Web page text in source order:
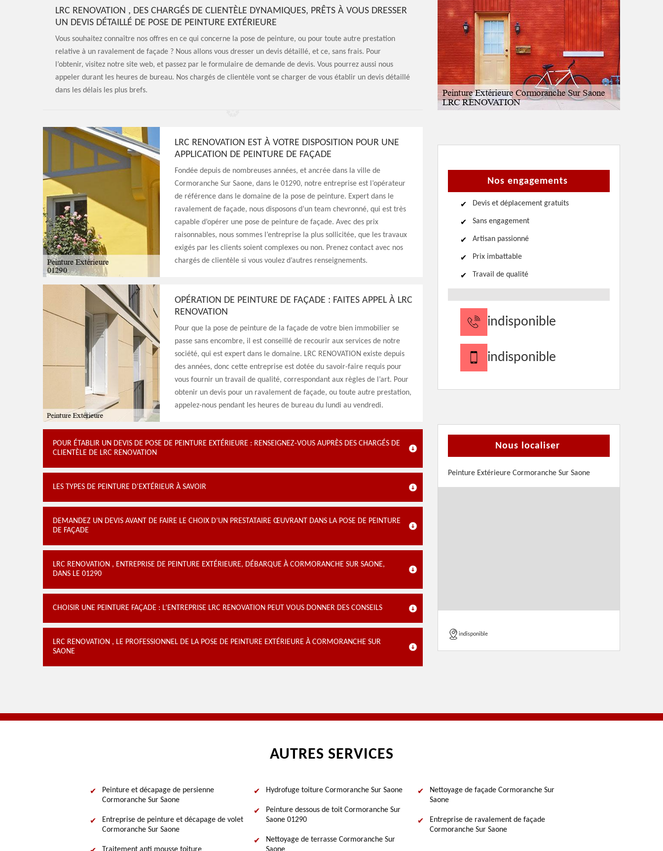
LRC RENOVATION , DES CHARGÉS DE CLIENTÈLE DYNAMIQUES, PRÊTS À VOUS DRESSER
UN DEVIS DÉTAILLÉ DE POSE DE PEINTURE EXTÉRIEURE
Vous souhaitez connaître nos offres en ce qui concerne la pose de peinture, ou pour toute autre prestation
relative à un ravalement de façade ? Nous allons vous dresser un devis détaillé, et ce, sans frais. Pour
l’obtenir, visitez notre site web, et passez par le formulaire de demande de devis. Vous pourrez aussi nous
appeler durant les heures de bureau. Nos chargés de clientèle vont se charger de vous établir un devis détaillé
dans les délais les plus brefs.
LRC RENOVATION EST À VOTRE DISPOSITION POUR UNE
APPLICATION DE PEINTURE DE FAÇADE
Fondée depuis de nombreuses années, et ancrée dans la ville de
Cormoranche Sur Saone, dans le 01290, notre entreprise est l’opérateur
de référence dans le domaine de la pose de peinture. Expert dans le
ravalement de façade, nous disposons d’un team chevronné, qui est très
capable d’opérer une pose de peinture de façade. Avec des prix
raisonnables, nous sommes l’entreprise la plus sollicitée, que les travaux
exigés par les clients soient complexes ou non. Prenez contact avec nos
chargés de clientèle si vous voulez d’autres renseignements.
OPÉRATION DE PEINTURE DE FAÇADE : FAITES APPEL À LRC
RENOVATION
Pour que la pose de peinture de la façade de votre bien immobilier se
passe sans encombre, il est conseillé de recourir aux services de notre
société, qui est expert dans le domaine. LRC RENOVATION existe depuis
des années, donc cette entreprise est dotée du savoir-faire requis pour
vous fournir un travail de qualité, correspondant aux règles de l’art. Pour
obtenir un devis pour un ravalement de façade, ou toute autre prestation,
appelez-nous pendant les heures de bureau du lundi au vendredi.
POUR ÉTABLIR UN DEVIS DE POSE DE PEINTURE EXTÉRIEURE : RENSEIGNEZ-VOUS AUPRÈS DES CHARGÉS DE
CLIENTÈLE DE LRC RENOVATION
LES TYPES DE PEINTURE D’EXTÉRIEUR À SAVOIR
DEMANDEZ UN DEVIS AVANT DE FAIRE LE CHOIX D’UN PRESTATAIRE ŒUVRANT DANS LA POSE DE PEINTURE
DE FAÇADE
LRC RENOVATION , ENTREPRISE DE PEINTURE EXTÉRIEURE, DÉBARQUE À CORMORANCHE SUR SAONE,
DANS LE 01290
CHOISIR UNE PEINTURE FAÇADE : L’ENTREPRISE LRC RENOVATION PEUT VOUS DONNER DES CONSEILS
LRC RENOVATION , LE PROFESSIONNEL DE LA POSE DE PEINTURE EXTÉRIEURE À CORMORANCHE SUR
SAONE
Nos engagements
Devis et déplacement gratuits
Sans engagement
Artisan passionné
Prix imbattable
Travail de qualité
indisponible
indisponible
Nous localiser
Peinture Extérieure Cormoranche Sur Saone
indisponible
AUTRES SERVICES
Peinture et décapage de persienne
Cormoranche Sur Saone
Entreprise de peinture et décapage de volet
Cormoranche Sur Saone
Hydrofuge toiture Cormoranche Sur Saone
Peinture dessous de toit Cormoranche Sur
Saone 01290
Nettoyage de terrasse Cormoranche Sur
Nettoyage de façade Cormoranche Sur
Saone
Entreprise de ravalement de façade
Cormoranche Sur Saone